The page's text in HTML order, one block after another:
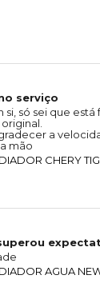
serviço
si, só sei que
a
mão
CHERY
AGUA